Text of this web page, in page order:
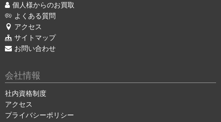
個人様からのお買取
よくある質問
アクセス
サイトマップ
お問い合わせ
会社情報
社内資格制度
アクセス
プライバシーポリシー